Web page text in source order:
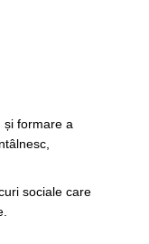
și formare a
sociale care